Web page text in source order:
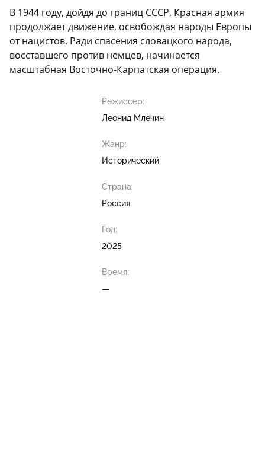
В 1944 году, дойдя до границ СССР, Красная армия
продолжает движение, освобождая народы Европы
от нацистов. Ради спасения словацкого народа,
восставшего против немцев, начинается
масштабная Восточно-Карпатская операция.
Режиссер:
Леонид Млечин
Жанр:
Исторический
Страна:
Россия
Год:
2025
Время:
—